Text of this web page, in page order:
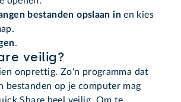
bestanden opslaan inen kies
.
veilig?
onprettig. Zo'n programma dat
bestanden op je computer mag